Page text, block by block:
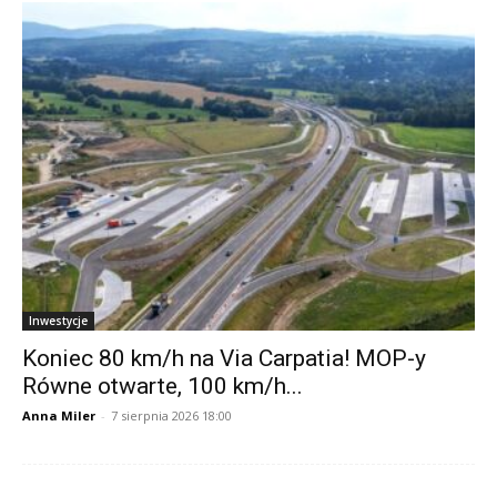
Inwestycje
Koniec 80 km/h na Via Carpatia! MOP-y
Równe otwarte, 100 km/h...
Anna Miler - 7 sierpnia 2026 18:00